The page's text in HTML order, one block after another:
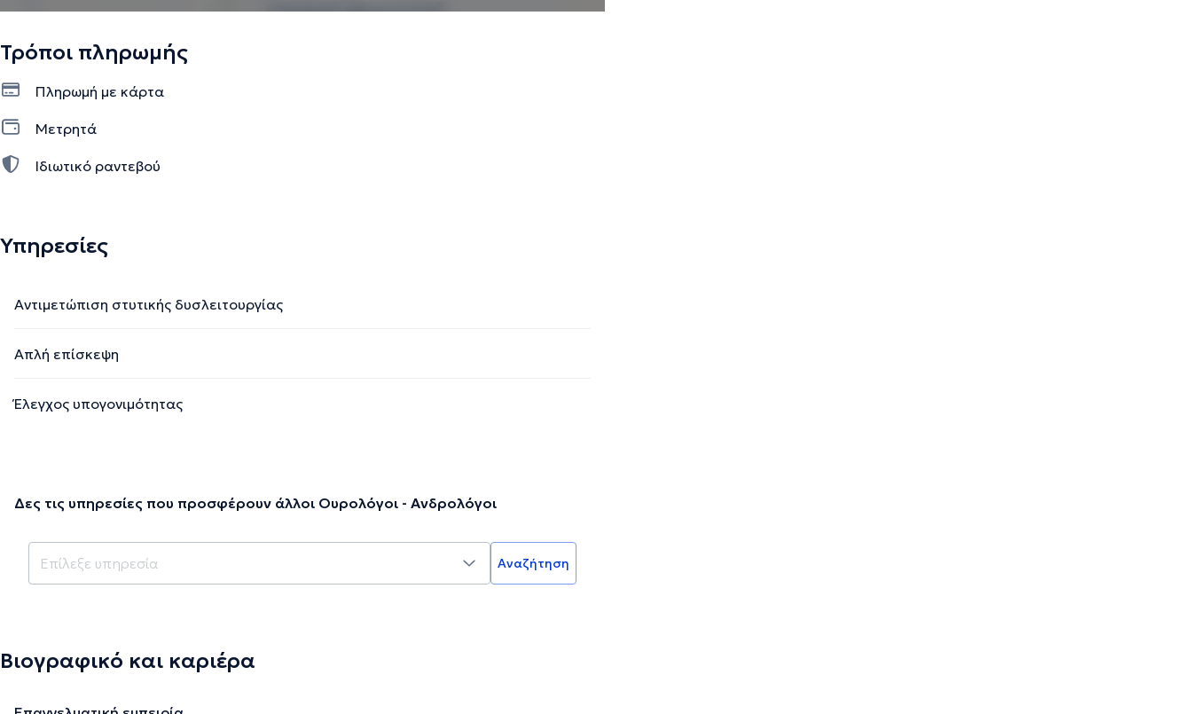
Τρόποι πληρωμής
Πληρωμή με κάρτα
Μετρητά
Ιδιωτικό ραντεβού
Υπηρεσίες
Αντιμετώπιση στυτικής δυσλειτουργίας
Απλή επίσκεψη
Έλεγχος υπογονιμότητας
Δες τις υπηρεσίες που προσφέρουν άλλοι Ουρολόγοι - Ανδρολόγοι
Αναζήτηση
Βιογραφικό και καριέρα